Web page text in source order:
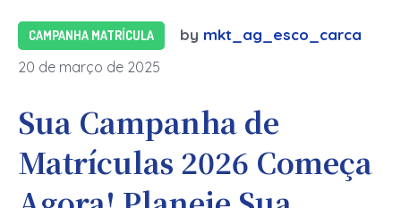
CAMPANHA MATRÍCULA by mkt_ag_esco_carca
20 de março de 2025
Sua Campanha de
Matrículas 2026 Começa